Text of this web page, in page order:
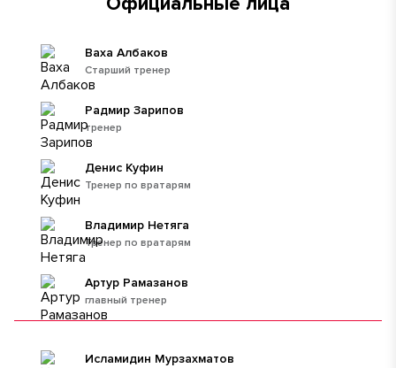
Старший тренер
Ваха Албаков
тренер
Радмир Зарипов
Тренер по вратарям
Денис Куфин
Тренер по вратарям
Владимир Нетяга
главный тренер
Артур Рамазанов
Исламидин Мурзахматов